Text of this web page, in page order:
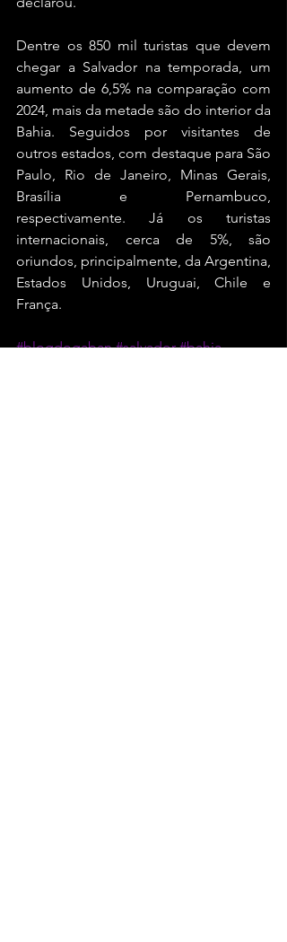
Dentre os 850 mil turistas que devem
chegar a Salvador na temporada, um
aumento de 6,5% na comparação com
2024, mais da metade são do interior da
Bahia. Seguidos por visitantes de
outros estados, com destaque para São
Paulo, Rio de Janeiro, Minas Gerais,
Brasília e Pernambuco,
respectivamente. Já os turistas
internacionais, cerca de 5%, são
oriundos, principalmente, da Argentina,
Estados Unidos, Uruguai, Chile e
França.
#blogdogaban #salvador #bahia